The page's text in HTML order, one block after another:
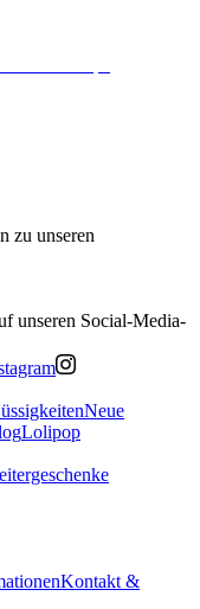
zu unseren
unseren Social-Media-
Neue
Lolipop
Kontakt &